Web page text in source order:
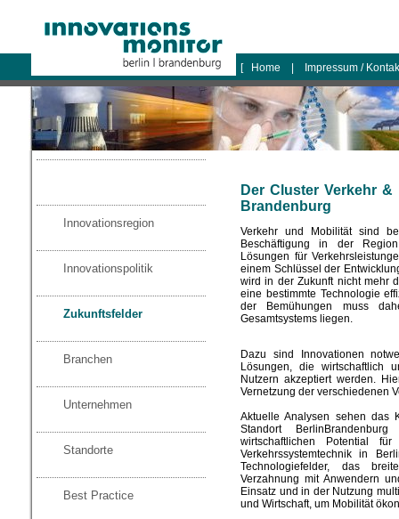
logo
[ Home Impressum /
Innovationsregion
Innovationspolitik
Zukunftsfelder
Branchen
Unternehmen
Standorte
Best Practice
Der Cluster Verkehr
Brandenburg
Verkehr und Mobilität sind
Beschäftigung in der
Lösungen für
einem Schlüssel der
wird in der Zukunft nicht mehr
eine bestimmte Technologie
der Bemühungen muss
Gesamtsystems liegen.
Dazu sind Innovationen
Lösungen, die wirtschaftlich
Nutzern akzeptiert werden.
Vernetzung der verschiedenen
Aktuelle Analysen sehen das
Standort
wirtschaftlichen Potential
Verkehrssystemtechnik in
Technologiefelder, das
Verzahnung mit Anwendern
Einsatz und in der Nutzung
und Wirtschaft, um Mobilität